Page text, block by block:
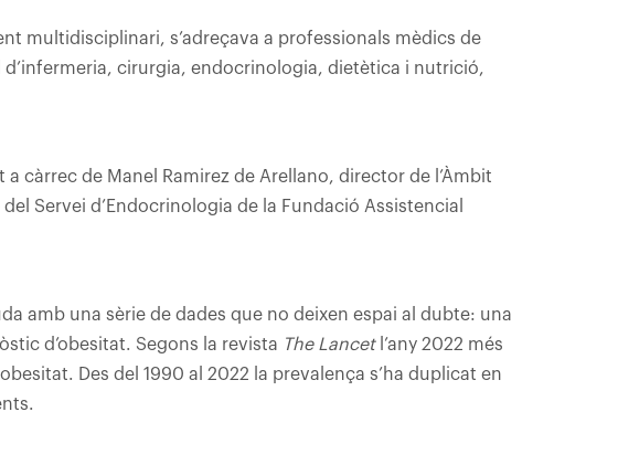
multidisciplinari, s’adreçava a professionals mèdics de
cirurgia, endocrinologia, dietètica i nutrició,
a càrrec de Manel Ramirez de Arellano, director de l’Àmbit
Servei d’Endocrinologia de la Fundació Assistencial
amb una sèrie de dades que no deixen espai al dubte: una
d’obesitat. Segons la revista The Lancetl’any 2022 més
Des del 1990 al 2022 la prevalença s’ha duplicat en